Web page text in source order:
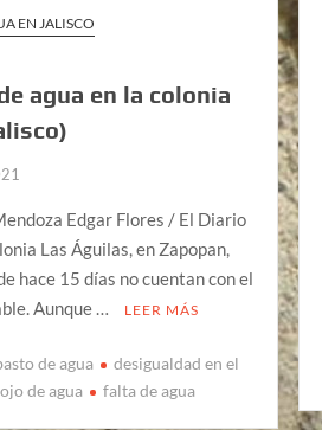
EN JALISCO
agua en la colonia
Edgar Flores / El Diario
Las Águilas, en Zapopan,
hace 15 días no cuentan con el
Aunque …
LEER MÁS
de agua
desigualdad en el
de agua falta de agua